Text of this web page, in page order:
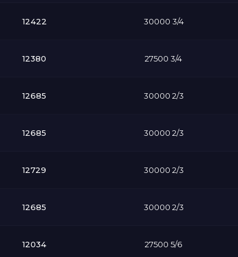
12422 30000 3/4
12380 27500 3/4
12685 30000 2/3
12685 30000 2/3
12729 30000 2/3
12685 30000 2/3
12034 27500 5/6